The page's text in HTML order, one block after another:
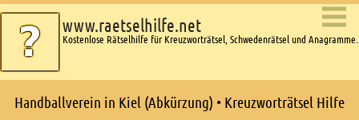
www.raetselhilfe.net
Kostenlose Rätselhilfe für Kreuzworträtsel, Schwedenrätsel und Anagramme.
Handballverein in Kiel (Abkürzung) • Kreuzworträtsel Hilfe